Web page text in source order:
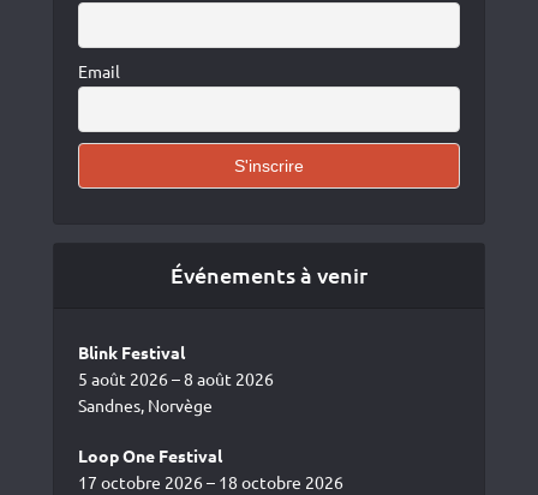
Email
Événements à venir
Blink Festival
5 août 2026 – 8 août 2026
Sandnes, Norvège
Loop One Festival
17 octobre 2026 – 18 octobre 2026